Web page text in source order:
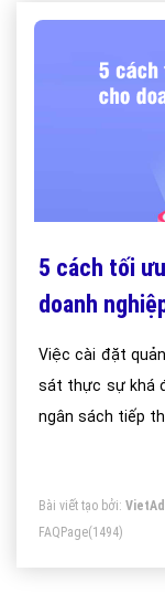
5 cách tối
doanh
Việc cài đặt
sát thực sự khá
ngân sách tiếp
thuận lợi hơn.
Bài viết tạo bởi:
FAQPage(1494)